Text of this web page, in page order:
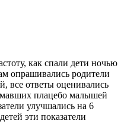
как спали дети ночью
опрашивались родители
все ответы оценивались
плацебо малышей
улучшались на 6
эти показатели